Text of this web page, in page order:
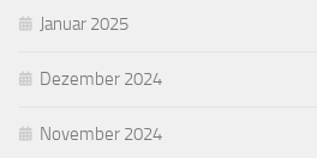
Januar 2025
Dezember 2024
November 2024